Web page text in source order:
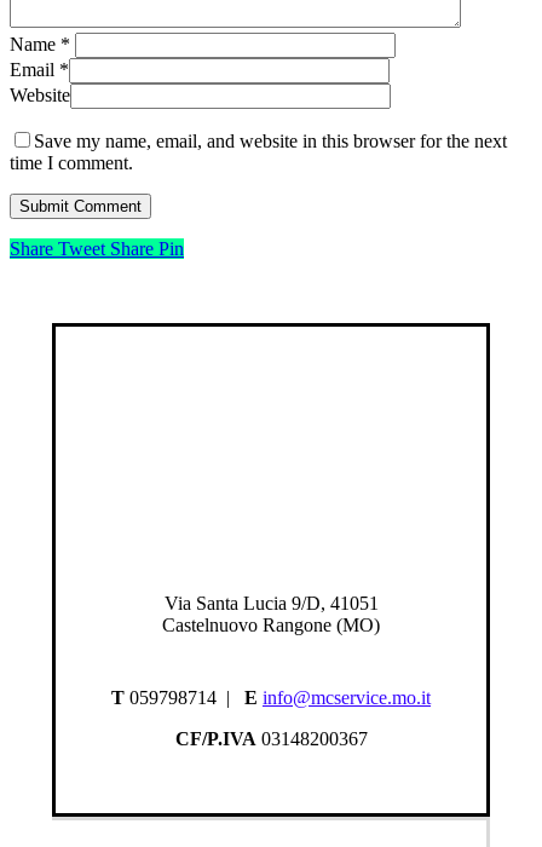
Name *
Email *
Website
Save my name, email, and website in this browser for the next
time I comment.
Share Tweet Share Pin
Via Santa Lucia 9/D, 41051
Castelnuovo Rangone (MO)
T 059798714 | E info@mcservice.mo.it
CF/P.IVA 03148200367